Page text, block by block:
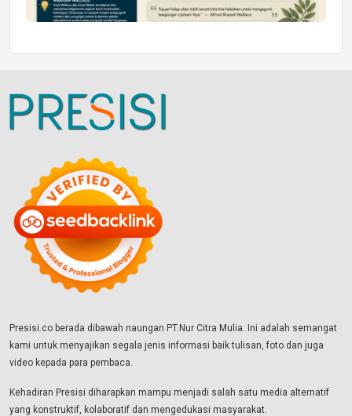
Presisi.co berada dibawah naungan PT.Nur Citra Mulia. Ini adalah semangat
kami untuk menyajikan segala jenis informasi baik tulisan, foto dan juga
video kepada para pembaca.
Kehadiran Presisi diharapkan mampu menjadi salah satu media alternatif
yang konstruktif, kolaboratif dan mengedukasi masyarakat.